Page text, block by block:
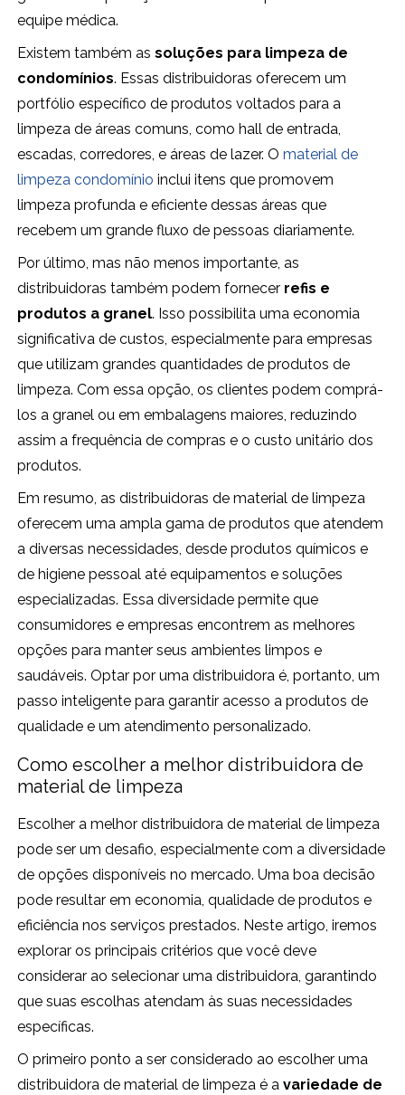
equipe médica.
Existem também assoluções para limpeza de
condomínios. Essas distribuidoras oferecem um
portfólio específico de produtos voltados para a
limpeza de áreas comuns, como hall de entrada,
escadas, corredores, e áreas de lazer. Omaterial de
limpeza condomínio inclui itens que promovem
limpeza profunda e eficiente dessas áreas que
recebem um grande fluxo de pessoas diariamente.
Por último, mas não menos importante, as
distribuidoras também podem fornecer refis e
produtos a granel. Isso possibilita uma economia
significativa de custos, especialmente para empresas
que utilizam grandes quantidades de produtos de
limpeza. Com essa opção, os clientes podem comprá-
los a granel ou em embalagens maiores, reduzindo
assim a frequência de compras e o custo unitário dos
produtos.
Em resumo, as distribuidoras de material de limpeza
oferecem uma ampla gama de produtos que atendem
a diversas necessidades, desde produtos químicos e
de higiene pessoal até equipamentos e soluções
especializadas. Essa diversidade permite que
consumidores e empresas encontrem as melhores
opções para manter seus ambientes limpos e
saudáveis. Optar por uma distribuidora é, portanto, um
passo inteligente para garantir acesso a produtos de
qualidade e um atendimento personalizado.
Como escolher a melhor distribuidora de
material de limpeza
Escolher a melhor distribuidora de material de limpeza
pode ser um desafio, especialmente com a diversidade
de opções disponíveis no mercado. Uma boa decisão
pode resultar em economia, qualidade de produtos e
eficiência nos serviços prestados. Neste artigo, iremos
explorar os principais critérios que você deve
considerar ao selecionar uma distribuidora, garantindo
que suas escolhas atendam às suas necessidades
específicas.
O primeiro ponto a ser considerado ao escolher uma
distribuidora de material de limpeza é avariedade de